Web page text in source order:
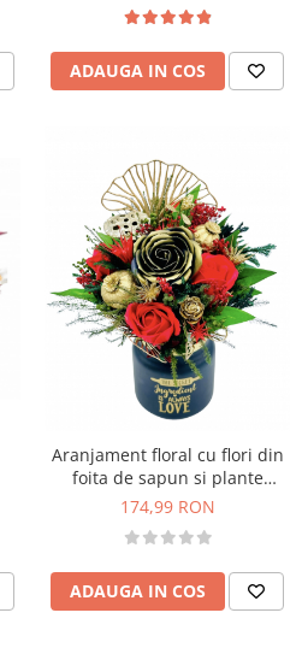
ADAUGA IN COS
Aranjament floral cu flori din
foita de sapun si plante
uscate si criogenate
174,99 RON
ADAUGA IN COS